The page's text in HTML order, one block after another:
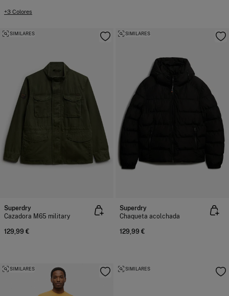
+3 Colores
SIMILARES
Superdry
Cazadora M65 military
129,99 €
SIMILARES
Superdry
Chaqueta acolchada
129,99 €
SIMILARES SIMILARES